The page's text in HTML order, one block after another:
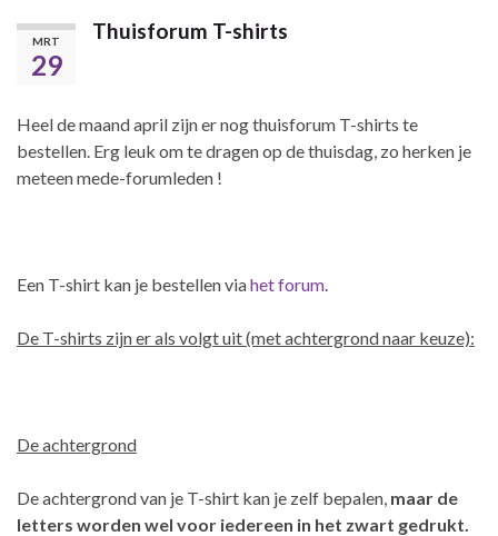
MRT
29
Thuisforum T-shirts
Heel de maand april zijn er nog thuisforum T-shirts te
bestellen. Erg leuk om te dragen op de thuisdag, zo herken je
meteen mede-forumleden !
Een T-shirt kan je bestellen viahet forum.
De T-shirts zijn er als volgt uit (met achtergrond naar keuze):
De achtergrond
De achtergrond van je T-shirt kan je zelf bepalen, maar de
letters worden wel voor iedereen in het zwart gedrukt.